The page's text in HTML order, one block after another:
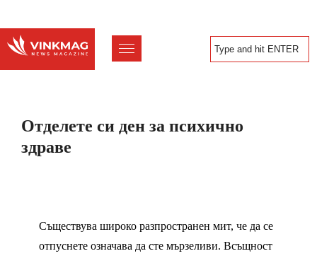
Отделете си ден за психично
здраве
Съществува широко разпространен мит, че да се
отпуснете означава да сте мързеливи. Всъщност